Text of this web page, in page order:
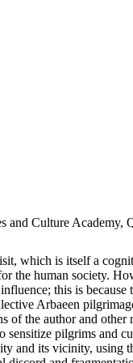
and Culture Academy,
which is itself a
the human society.
this is
Arbaeen
the author and
sensitize pilgrims
and its vicinity,